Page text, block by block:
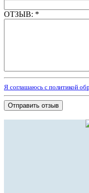
ОТЗЫВ: *
Я соглашаюсь с политикой
Отправить отзыв